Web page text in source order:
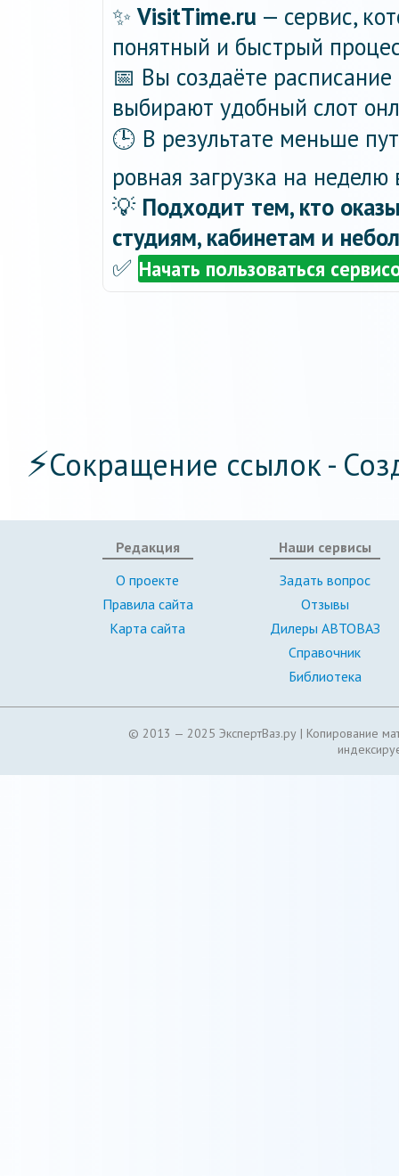
✨ VisitTime.ru — сервис,
понятный и быстрый
📅 Вы создаёте
выбирают удобный слот
🕒 В результате меньше
ровная загрузка на неделю
💡 Подходит тем, кто
студиям, кабинетам и
✅ Начать пользоваться
⚡Сокращение ссылок -
Редакция
О проекте
Правила сайта
Карта сайта
Наши сервисы
Задать вопрос
Отзывы
Дилеры АВТОВАЗ
Справочник
Библиотека
© 2013 — 2025 ЭкспертВаз.ру | Копирование